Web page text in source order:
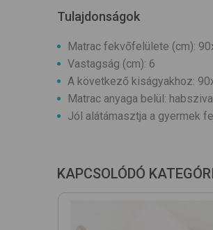
Tulajdonságok
Matrac fekvőfelülete (cm):
Vastagság (cm): 6
A következő kiságyakhoz:
Matrac anyaga belül:
Jól alátámasztja a gyermek
KAPCSOLÓDÓ